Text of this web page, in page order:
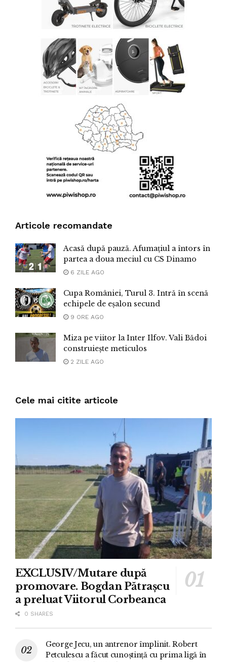
Articole recomandate
Acasă după pauză. Afumațiul a întors în
partea a doua meciul cu CS Dinamo
6 ZILE AGO
Cupa României, Turul 3. Intră în scenă
echipele de eșalon secund
9 ORE AGO
Miza pe viitor la Inter Ilfov. Vali Bădoi
construiește meticulos
2 ZILE AGO
Cele mai citite articole
EXCLUSIV/Mutare după
promovare. Bogdan Pătrașcu
a preluat Viitorul Corbeanca
0 SHARES
George Jecu, un antrenor împlinit. Robert
Petculescu a făcut cunoștință cu prima ligă în